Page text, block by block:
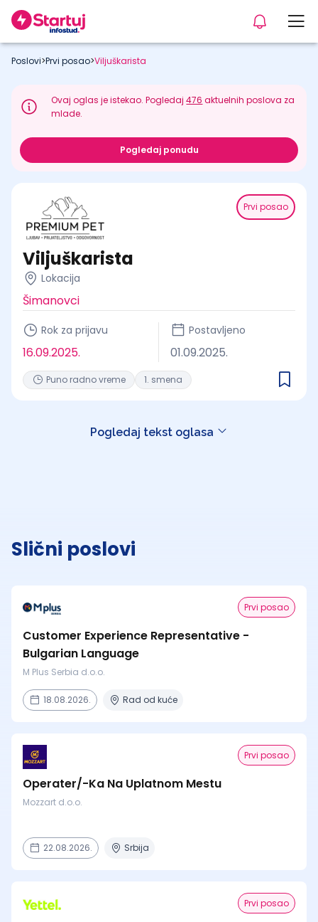
Poslovi>Prvi posao>Viljuškarista
Ovaj oglas je istekao. Pogledaj476 aktuelnih poslova za
mlade.
Pogledaj ponudu
Prvi posao
Viljuškarista
Lokacija
Šimanovci
Rok za prijavu
16.09.2025.
Postavljeno
01.09.2025.
Puno radno vreme 1. smena
Pogledaj tekst oglasa
Slični poslovi
Prvi posao
Customer Experience Representative -
Bulgarian Language
M Plus Serbia d.o.o.
18.08.2026. Rad od kuće
Prvi posao
Operater/-Ka Na Uplatnom Mestu
Mozzart d.o.o.
22.08.2026. Srbija
Prvi posao